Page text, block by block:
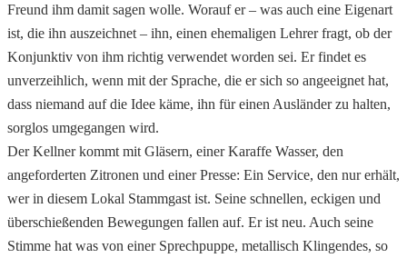
Freund ihm damit sagen wolle. Worauf er – was auch eine Eigenart
ist, die ihn auszeichnet – ihn, einen ehemaligen Lehrer fragt, ob der
Konjunktiv von ihm richtig verwendet worden sei. Er findet es
unverzeihlich, wenn mit der Sprache, die er sich so angeeignet hat,
dass niemand auf die Idee käme, ihn für einen Ausländer zu halten,
sorglos umgegangen wird.
Der Kellner kommt mit Gläsern, einer Karaffe Wasser, den
angeforderten Zitronen und einer Presse: Ein Service, den nur erhält,
wer in diesem Lokal Stammgast ist. Seine schnellen, eckigen und
überschießenden Bewegungen fallen auf. Er ist neu. Auch seine
Stimme hat was von einer Sprechpuppe, metallisch Klingendes, so